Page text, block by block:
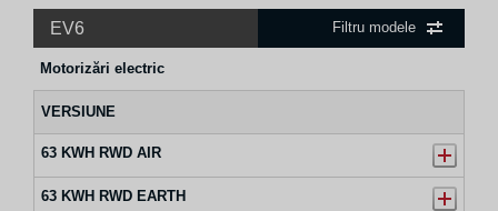
EV6 Filtru modele
Motorizări electric
VERSIUNE
63 KWH RWD AIR
63 KWH RWD EARTH